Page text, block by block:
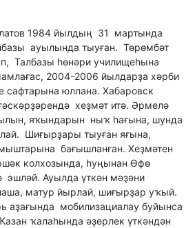
1984 йылдың 31 мартында
ауылында тыуған. Төрөмбәт
Талбазы һөнәри училищеһына
2004-2006 йылдарҙа хәрби
сафтарына юллана. Хабаровск
хеҙмәт итә. Әрмелә
яҡындарын ныҡ һағына, шунда
Шиғырҙары тыуған яғына,
бағышланған. Хеҙмәтен
колхозында, һуңынан Өфө
эшләй. Ауылда үткән мәҙәни
матур йырлай, шиғырҙар уҡый.
аҙағында мобилизациалау буйынса
ҡалаһында әҙерлек үткәндән